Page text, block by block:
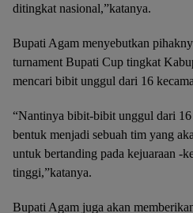
ditingkat nasional,”katanya.
Bupati Agam menyebutkan
turnament Bupati Cup tingkat
mencari bibit unggul dari 16
“Nantinya bibit-bibit unggul dari
bentuk menjadi sebuah tim yang
untuk bertanding pada kejuaraan -
tinggi,”katanya.
Bupati Agam juga akan